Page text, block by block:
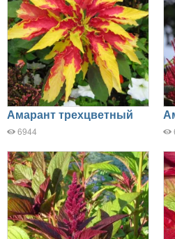
Амарант трехцветный
6944